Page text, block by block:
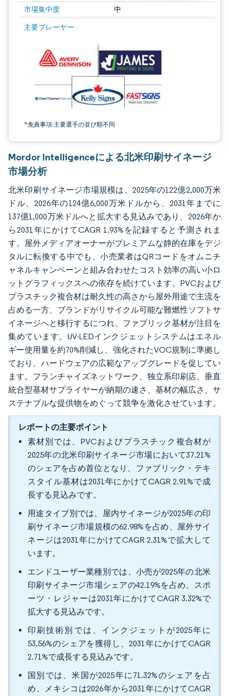
市場集中度 中
主要プレーヤー
*免責事項:主要選手の並び順不同
画像 © Mordor Intelligence。再利用にはCC BY 4.0の表示が必要です。
Mordor Intelligenceによる北米印刷サイネージ
市場分析
北米印刷サイネージ市場規模は、2025年の122億2,000万米
ドル、2026年の124億6,000万米ドルから、2031年までに
137億1,000万米ドルへと拡大する見込みであり、2026年か
ら2031年にかけてCAGR 1.93%を記録すると予測されま
す。屋外メディアオーナーがプレミアムな静的在庫をデジ
タルに転換する中でも、小売業者はQRコードをオムニチ
ャネルキャンペーンと組み合わせたコスト効率の高い小ロ
ットグラフィックスへの依存を続けています。PVCおよび
プラスチック複合材は耐久性の高さから屋外用途で主流を
占める一方、ブランドがリサイクル可能な難燃性ソフトサ
イネージへと移行するにつれ、ファブリック基材が注目を
集めています。UV-LEDインクジェットシステムはエネル
ギー使用量を約70%削減し、強化されたVOC規制に準拠し
ており、ハードウェアの広範なアップグレードを促してい
ます。フランチャイズネットワーク、独立系印刷店、垂直
統合型基材サプライヤーが納期の速さ、基材の幅広さ、サ
ステナブルな提供物をめぐって競争を激化させています。
レポートの主要ポイント
素材別では、PVCおよびプラスチック複合材が
2025年の北米印刷サイネージ市場において37.21%
のシェアを占め首位となり、ファブリック・テキ
スタイル基材は2031年にかけてCAGR 2.91%で成
長する見込みです。
用途タイプ別では、屋内サイネージが2025年の印
刷サイネージ市場規模の62.98%を占め、屋外サイ
ネージは2031年にかけてCAGR 2.31%で拡大して
います。
エンドユーザー業種別では、小売が2025年の北米
印刷サイネージ市場シェアの42.19%を占め、スポ
ーツ・レジャーは2031年にかけてCAGR 3.32%で
拡大する見込みです。
印刷技術別では、インクジェットが2025年に
53.56%のシェアを獲得し、2031年にかけてCAGR
2.71%で成長する見込みです。
国別では、米国が2025年に71.32%のシェアを占
め、メキシコは2026年から2031年にかけてCAGR